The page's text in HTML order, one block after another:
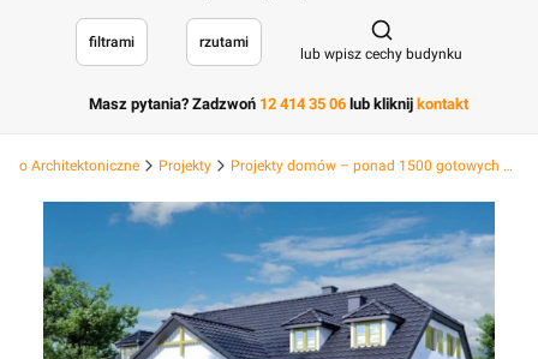
filtrami rzutami
Otwórz
lub wpisz cechy budynku
Masz pytania? Zadzwoń 12 414 35 06 lub kliknij kontakt
Architektoniczne Projekty Projekty domów – ponad 1500 gotowych projektów